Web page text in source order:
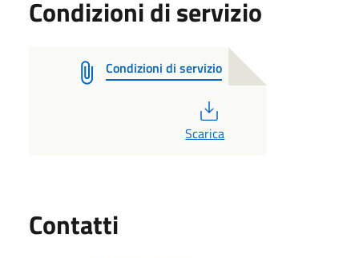
Condizioni di servizio
Condizioni di servizio
Scarica
Contatti